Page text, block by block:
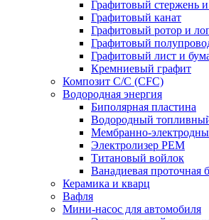
Графитовый стержень и
Графитовый канат
Графитовый ротор и
Графитовый
Графитовый лист и
Кремниевый графит
Композит C/C (CFC)
Водородная энергия
Биполярная пластина
Водородный
Мембранно-
Электролизер PEM
Титановый войлок
Ванадиевая проточная
Керамика и кварц
Вафля
Мини-насос для автомобиля